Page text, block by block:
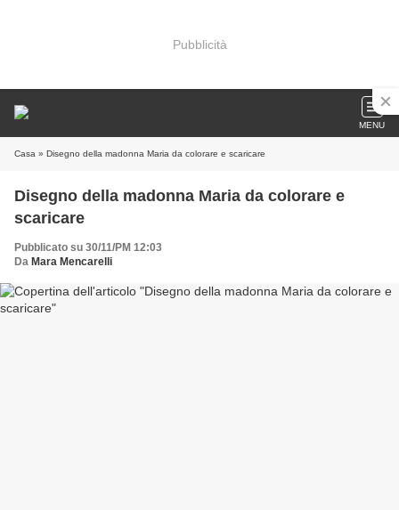
Pubblicità
MENU
Casa » Disegno della madonna Maria da colorare e scaricare
Disegno della madonna Maria da colorare e
scaricare
Pubblicato su 30/11/PM 12:03
Da Mara Mencarelli